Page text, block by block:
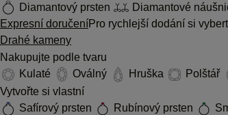
Diamantový prsten
Diamantové
Expresní doručeníPro rychlejší dodání si
Drahé kameny
Nakupujte podle tvaru
Kulaté
Oválný Hruška Polštář
Vytvořte si vlastní
Safírový prsten
Rubínový prsten